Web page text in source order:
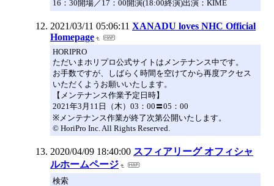
16：30開場／17：00開演(18:00終演)出演：KIME
2021/03/11 05:06:11 XANADU loves NHC Official
Homepage
HORIPRO
ただいまホリプロ公式サイトはメンテナンス中です。
お手数ですが、しばらく時間を空けてから再度アクセス
いただくようお願いいたします。
【メンテナンス作業予定日時】
2021年3月11日（木）03：00〓05：00
※メンテナンス作業が終了次第公開いたします。
© HoriPro Inc. All Rights Reserved.
2020/04/09 18:40:00 スフィアリーグ オフィシャ
ルホームページ
検索